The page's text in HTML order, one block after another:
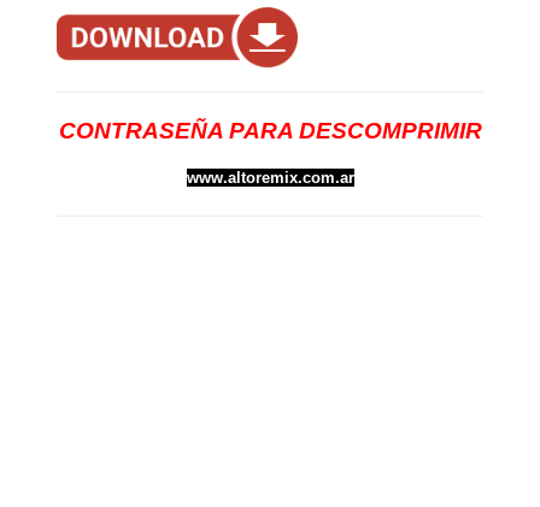
CONTRASEÑA PARA DESCOMPRIMIR
www.altoremix.com.ar